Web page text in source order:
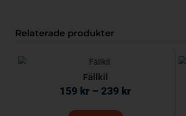
Relaterade produkter
Fällkil
159 kr – 239 kr